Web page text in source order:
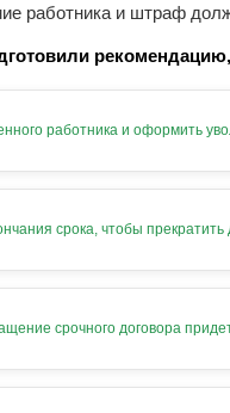
работника и штраф
работника и оформить
срока, чтобы прекратить
срочного договора